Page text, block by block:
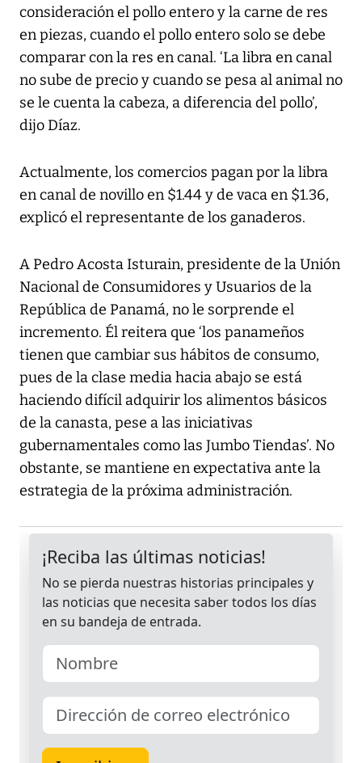
consideración el pollo entero y la carne de res
en piezas, cuando el pollo entero solo se debe
comparar con la res en canal. ‘La libra en canal
no sube de precio y cuando se pesa al animal no
se le cuenta la cabeza, a diferencia del pollo’,
dijo Díaz.
Actualmente, los comercios pagan por la libra
en canal de novillo en $1.44 y de vaca en $1.36,
explicó el representante de los ganaderos.
A Pedro Acosta Isturain, presidente de la Unión
Nacional de Consumidores y Usuarios de la
República de Panamá, no le sorprende el
incremento. Él reitera que ‘los panameños
tienen que cambiar sus hábitos de consumo,
pues de la clase media hacia abajo se está
haciendo difícil adquirir los alimentos básicos
de la canasta, pese a las iniciativas
gubernamentales como las Jumbo Tiendas’. No
obstante, se mantiene en expectativa ante la
estrategia de la próxima administración.